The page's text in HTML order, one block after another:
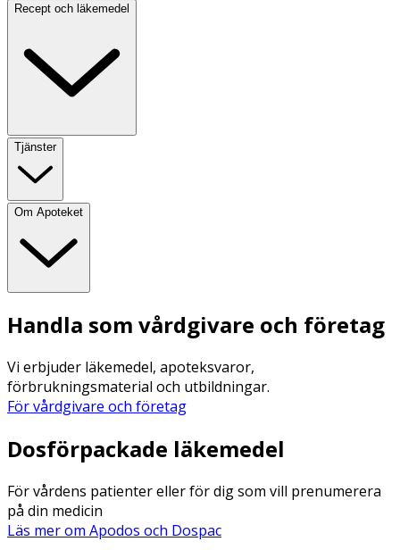
Recept och läkemedel
Tjänster
Om Apoteket
Handla som vårdgivare och företag
Vi erbjuder läkemedel, apoteksvaror,
förbrukningsmaterial och utbildningar.
För vårdgivare och företag
Dosförpackade läkemedel
För vårdens patienter eller för dig som vill prenumerera
på din medicin
Läs mer om Apodos och Dospac